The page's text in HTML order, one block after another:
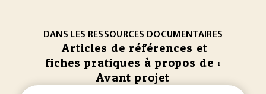
DANS LES RESSOURCES DOCUMENTAIRES
Articles de références et
fiches pratiques à propos de :
Avant projet